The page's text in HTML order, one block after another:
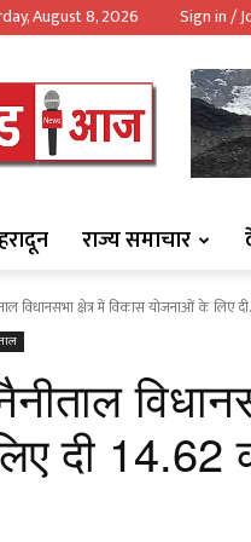
August 8, 2026 Sign in /
uttarakhandaaj.com/
राज्य समाचार
विधानसभा क्षेत्र में विकास योजनाओं के लिए
दी 14.62